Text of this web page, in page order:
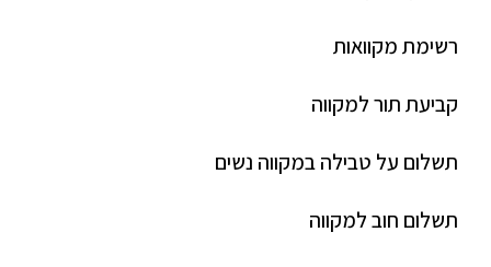
רשימת מקוואות
קביעת תור למקווה
תשלום על טבילה במקווה נשים
תשלום חוב למקווה